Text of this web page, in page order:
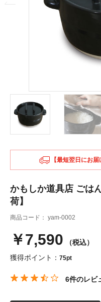
【最短翌日にお
かもしか道具店 ごは
荷】
商品コード： yam-0002
￥7,590 （税込）
獲得ポイント： 75pt
6件のレビ